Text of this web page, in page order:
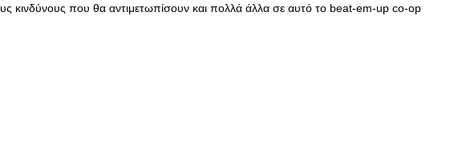
κινδύνους που θα αντιμετωπίσουν και πολλά άλλα σε αυτό το beat-em-up co-op